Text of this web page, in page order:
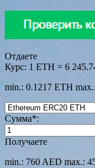
Отдаете
Курс: 1 ETH = 6
min.: 0.1217 ETH
Сумма*:
Получаете
min.: 760 AED max.: